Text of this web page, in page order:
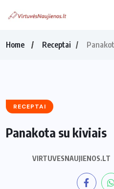
Home Receptai
RECEPTAI
Panakota su kiviais
VIRTUVESNAUJIENOS.LT